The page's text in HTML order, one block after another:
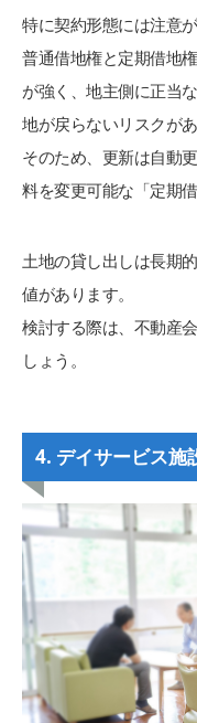
特に契約形態には注意が
普通借地権と定期借地
が強く、地主側に正当
地が戻らないリスクがあ
そのため、更新は自動
料を変更可能な「定期
土地の貸し出しは長期
値があります。
検討する際は、不動産
しょう。
4. デイサービス施